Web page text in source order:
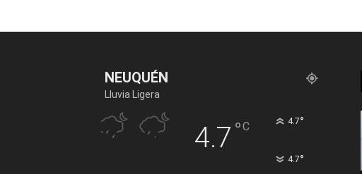
NEUQUÉN
Lluvia Ligera
4.7 °C 4.7°
4.7°